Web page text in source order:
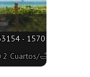
- 1570 sq. ft.;🛏 2
🛁2 Baños